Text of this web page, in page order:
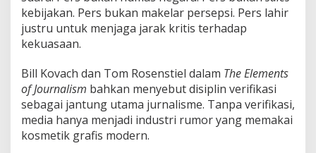
kebijakan. Pers bukan makelar persepsi. Pers lahir
justru untuk menjaga jarak kritis terhadap
kekuasaan.
Bill Kovach dan Tom Rosenstiel dalam The Elements
of Journalism bahkan menyebut disiplin verifikasi
sebagai jantung utama jurnalisme. Tanpa verifikasi,
media hanya menjadi industri rumor yang memakai
kosmetik grafis modern.